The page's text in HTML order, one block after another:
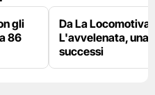
gli
86
Da La Locomotiva
L'avvelenata, una
successi